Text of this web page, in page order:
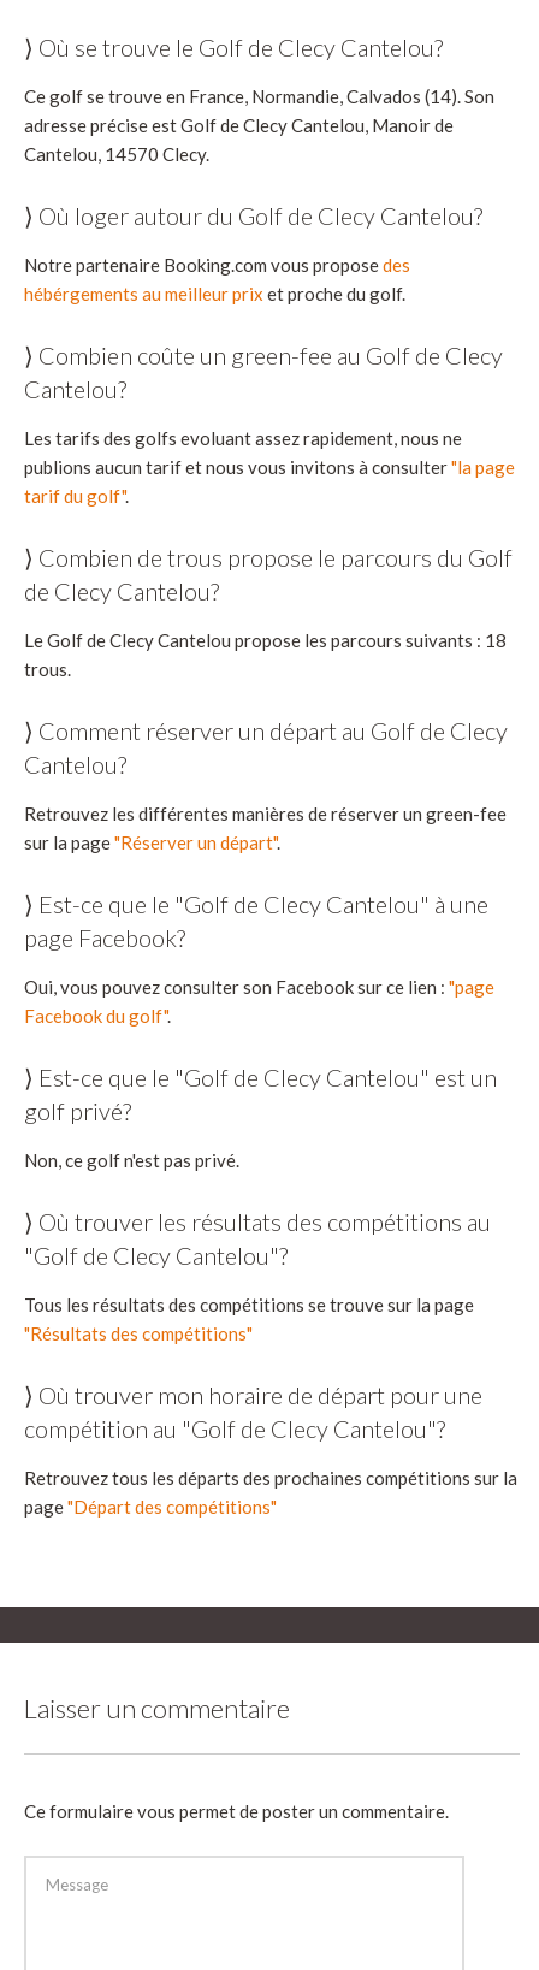
⟩ Où se trouve le Golf de Clecy Cantelou?
Ce golf se trouve en France, Normandie, Calvados (14). Son
adresse précise est Golf de Clecy Cantelou, Manoir de
Cantelou, 14570 Clecy.
⟩ Où loger autour du Golf de Clecy Cantelou?
Notre partenaire Booking.com vous proposedes
hébérgements au meilleur prix et proche du golf.
⟩ Combien coûte un green-fee au Golf de Clecy
Cantelou?
Les tarifs des golfs evoluant assez rapidement, nous ne
publions aucun tarif et nous vous invitons à consulter"la page
tarif du golf".
⟩ Combien de trous propose le parcours du Golf
de Clecy Cantelou?
Le Golf de Clecy Cantelou propose les parcours suivants : 18
trous.
⟩ Comment réserver un départ au Golf de Clecy
Cantelou?
Retrouvez les différentes manières de réserver un green-fee
sur la page"Réserver un départ".
⟩ Est-ce que le "Golf de Clecy Cantelou" à une
page Facebook?
Oui, vous pouvez consulter son Facebook sur ce lien : "page
Facebook du golf".
⟩ Est-ce que le "Golf de Clecy Cantelou" est un
golf privé?
Non, ce golf n'est pas privé.
⟩ Où trouver les résultats des compétitions au
"Golf de Clecy Cantelou"?
Tous les résultats des compétitions se trouve sur la page
"Résultats des compétitions"
⟩ Où trouver mon horaire de départ pour une
compétition au "Golf de Clecy Cantelou"?
Retrouvez tous les départs des prochaines compétitions sur la
page"Départ des compétitions"
Laisser un commentaire
Ce formulaire vous permet de poster un commentaire.